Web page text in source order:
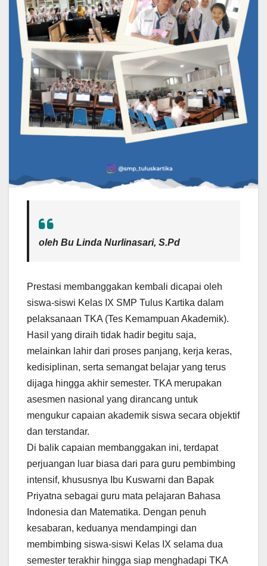
oleh Bu Linda Nurlinasari, S.Pd
Prestasi membanggakan kembali dicapai oleh
siswa-siswi Kelas IX SMP Tulus Kartika dalam
pelaksanaan TKA (Tes Kemampuan Akademik).
Hasil yang diraih tidak hadir begitu saja,
melainkan lahir dari proses panjang, kerja keras,
kedisiplinan, serta semangat belajar yang terus
dijaga hingga akhir semester. TKA merupakan
asesmen nasional yang dirancang untuk
mengukur capaian akademik siswa secara objektif
dan terstandar.
Di balik capaian membanggakan ini, terdapat
perjuangan luar biasa dari para guru pembimbing
intensif, khususnya Ibu Kuswarni dan Bapak
Priyatna sebagai guru mata pelajaran Bahasa
Indonesia dan Matematika. Dengan penuh
kesabaran, keduanya mendampingi dan
membimbing siswa-siswi Kelas IX selama dua
semester terakhir hingga siap menghadapi TKA